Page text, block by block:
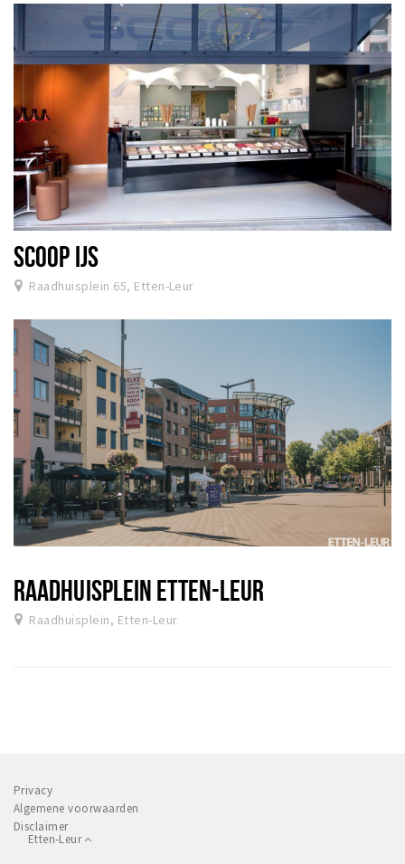
SCOOP IJS
Raadhuisplein 65, Etten-Leur
RAADHUISPLEIN ETTEN-LEUR
Raadhuisplein, Etten-Leur
Privacy
Algemene voorwaarden
Disclaimer
Etten-Leur